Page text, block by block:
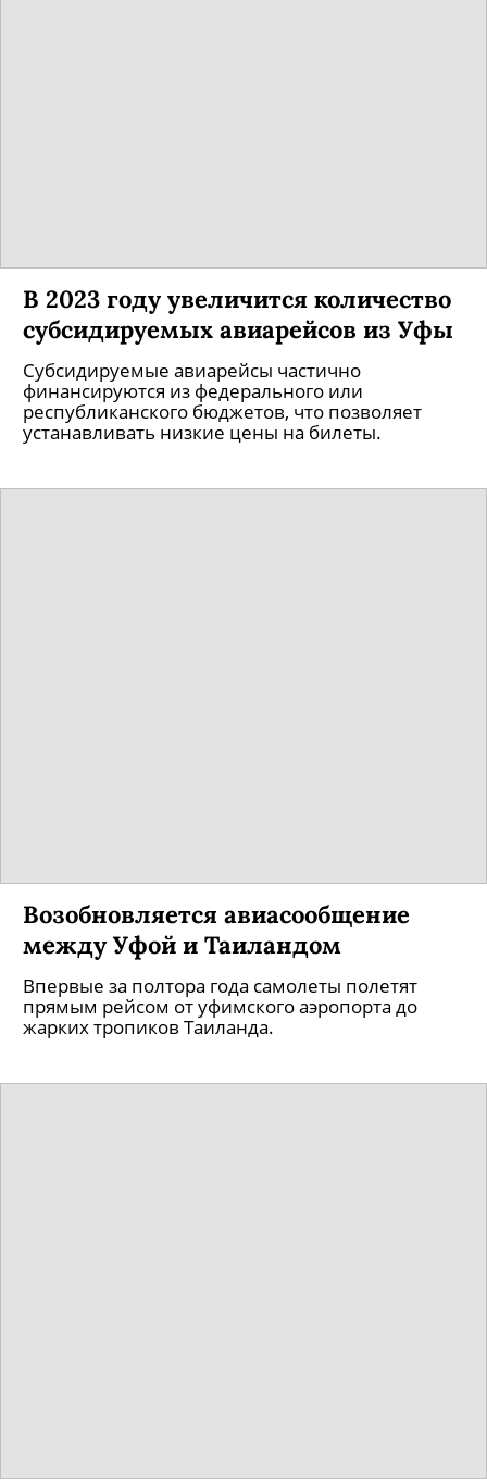
В 2023 году увеличится количество
субсидируемых авиарейсов из Уфы
Субсидируемые авиарейсы частично
финансируются из федерального или
республиканского бюджетов, что позволяет
устанавливать низкие цены на билеты.
Возобновляется авиасообщение
между Уфой и Таиландом
Впервые за полтора года самолеты полетят
прямым рейсом от уфимского аэропорта до
жарких тропиков Таиланда.